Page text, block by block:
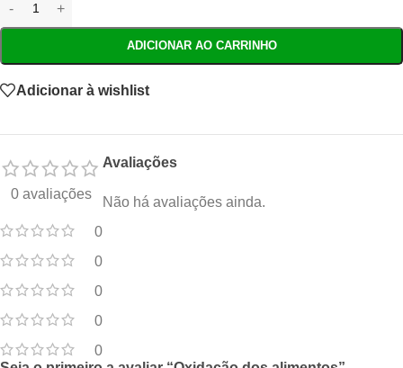
ADICIONAR AO CARRINHO
Adicionar à wishlist
0 avaliações
0
0
0
0
0
Avaliações
Não há avaliações ainda.